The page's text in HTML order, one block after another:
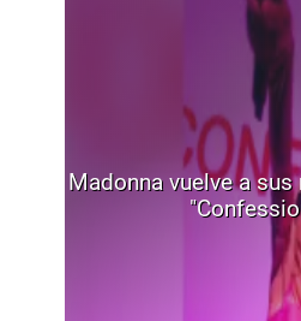
Madonna vuelve a